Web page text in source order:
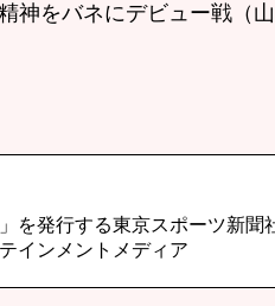
神をバネにデビュー戦（
を発行する東京スポーツ新聞
インメントメディア